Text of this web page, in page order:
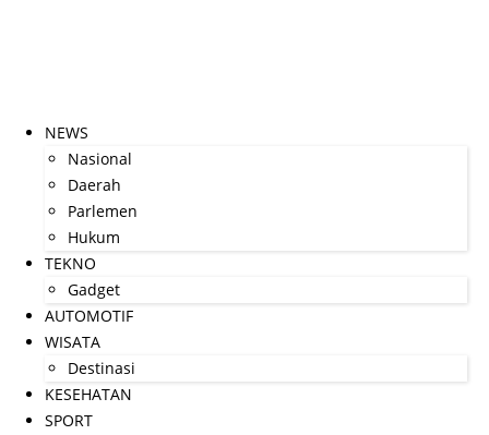
NEWS
Nasional
Daerah
Parlemen
Hukum
TEKNO
Gadget
AUTOMOTIF
WISATA
Destinasi
KESEHATAN
SPORT